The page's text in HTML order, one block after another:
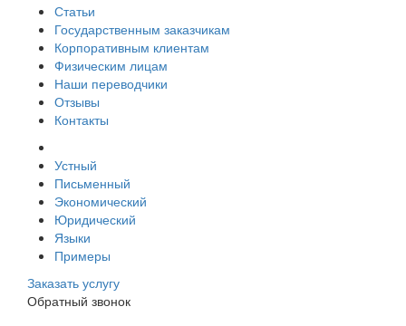
Статьи
Государственным заказчикам
Корпоративным клиентам
Физическим лицам
Наши переводчики
Отзывы
Контакты
Устный
Письменный
Экономический
Юридический
Языки
Примеры
Заказать услугу
Обратный звонок